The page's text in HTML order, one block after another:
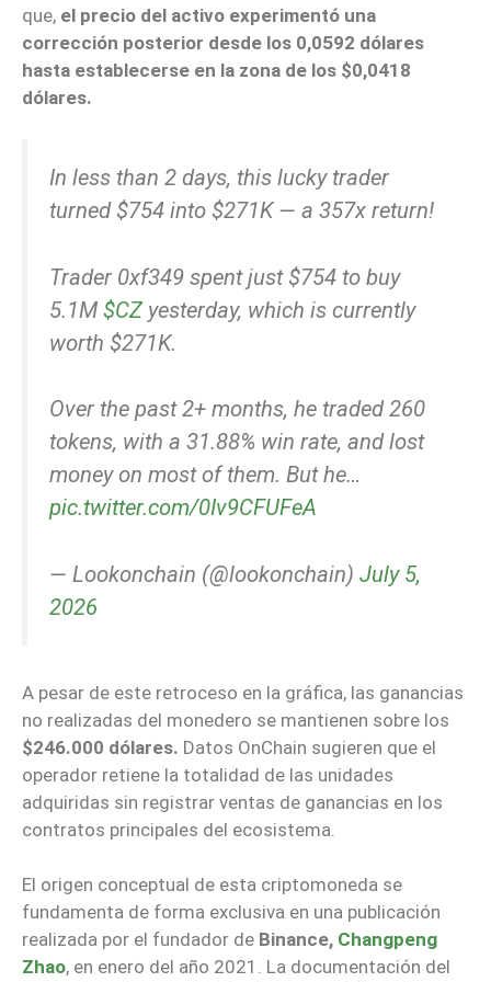
que, el precio del activo experimentó una
corrección posterior desde los 0,0592 dólares
hasta establecerse en la zona de los $0,0418
dólares.
In less than 2 days, this lucky trader
turned $754 into $271K — a 357x return!
Trader 0xf349 spent just $754 to buy
5.1M $CZyesterday, which is currently
worth $271K.
Over the past 2+ months, he traded 260
tokens, with a 31.88% win rate, and lost
money on most of them. But he…
pic.twitter.com/0Iv9CFUFeA
— Lookonchain (@lookonchain) July 5,
2026
A pesar de este retroceso en la gráfica, las ganancias
no realizadas del monedero se mantienen sobre los
$246.000 dólares. Datos OnChain sugieren que el
operador retiene la totalidad de las unidades
adquiridas sin registrar ventas de ganancias en los
contratos principales del ecosistema.
El origen conceptual de esta criptomoneda se
fundamenta de forma exclusiva en una publicación
realizada por el fundador de Binance, Changpeng
Zhao, en enero del año 2021. La documentación del